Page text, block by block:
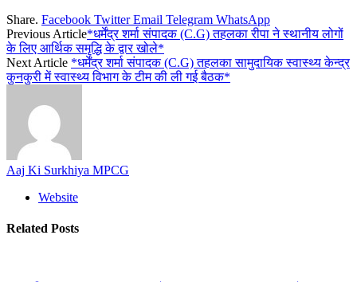
Share. Facebook Twitter Email Telegram WhatsApp
Previous Article*धर्मेंद्र शर्मा संपादक (C.G) तहलका रीपा ने स्थानीय लोगों
के लिए आर्थिक समृद्धि के द्वार खोले*
Next Article *धर्मेंद्र शर्मा संपादक (C.G) तहलका सामुदायिक स्वास्थ्य केन्द्र
कुनकुरी में स्वास्थ्य विभाग के टीम की ली गई बैठक*
Aaj Ki Surkhiya MPCG
Website
Related Posts